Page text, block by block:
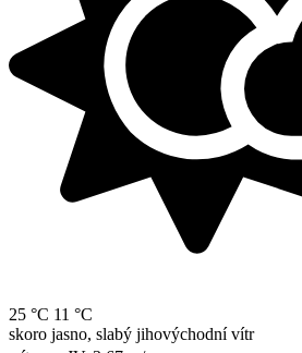
25 °C 11 °C
skoro jasno, slabý jihovýchodní vítr